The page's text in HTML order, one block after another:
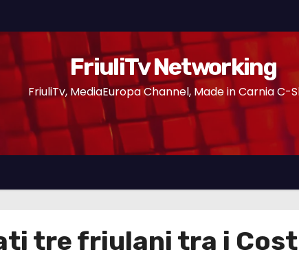
FriuliTv Networking
FriuliTv, MediaEuropa Channel, Made in Carnia C-
tre friulani tra i